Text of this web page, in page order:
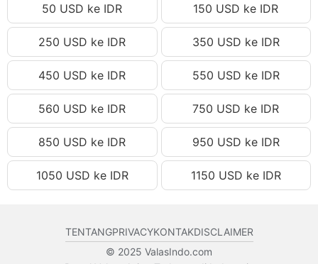
315.30 USD
Rp5,632,307.95 IDR
Rp5,632,486.58 IDR
315.32 USD
Rp5,632,665.22 IDR
315.33 USD
Rp5,632,843.85 IDR
315.34 USD
Rp5,633,022.48 IDR
315.35 USD
Rp5,633,201.12 IDR
315.36 USD
Rp5,633,379.75 IDR
315.37 USD
Rp5,633,558.38 IDR
315.39 USD
Rp5,633,915.65 IDR
Rp5,634,094.28 IDR
50 USD ke IDR 150 USD ke IDR
250 USD ke IDR 350 USD ke IDR
450 USD ke IDR 550 USD ke IDR
560 USD ke IDR 750 USD ke IDR
850 USD ke IDR 950 USD ke IDR
1050 USD ke IDR 1150 USD ke IDR
TENTANGPRIVACYKONTAKDISCLAIMER
© 2025 ValasIndo.com